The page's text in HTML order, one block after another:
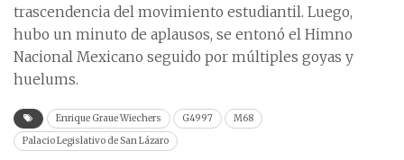
trascendencia del movimiento estudiantil. Luego,
hubo un minuto de aplausos, se entonó el Himno
Nacional Mexicano seguido por múltiples goyas y
huelums.
Enrique Graue Wiechers G4997
M68
Palacio Legislativo de San Lázaro